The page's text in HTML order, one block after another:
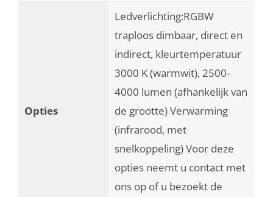
Opties
Ledverlichting:RGBW
traploos dimbaar, direct en
indirect, kleurtemperatuur
3000 K (warmwit), 2500-
4000 lumen (afhankelijk van
de grootte) Verwarming
(infrarood, met
snelkoppeling) Voor deze
opties neemt u contact met
ons op of u bezoekt de